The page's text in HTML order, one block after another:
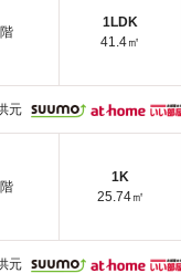
1LDK
41.4㎡
元
1K
25.74㎡
元